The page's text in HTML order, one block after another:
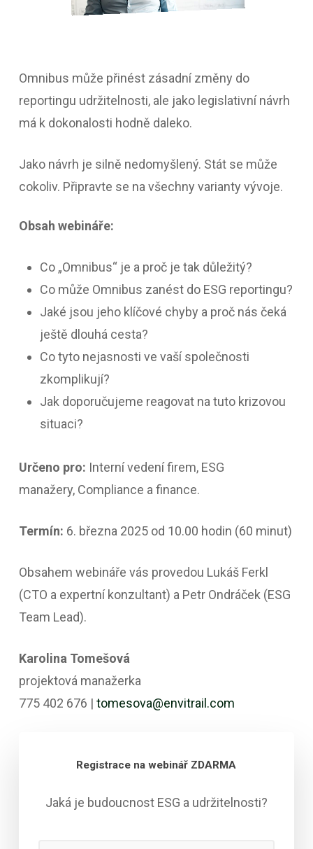
Omnibus může přinést zásadní změny do
reportingu udržitelnosti, ale jako legislativní návrh
má k dokonalosti hodně daleko.
Jako návrh je silně nedomyšlený. Stát se může
cokoliv. Připravte se na všechny varianty vývoje.
Obsah webináře:
Co „Omnibus“ je a proč je tak důležitý?
Co může Omnibus zanést do ESG reportingu?
Jaké jsou jeho klíčové chyby a proč nás čeká
ještě dlouhá cesta?
Co tyto nejasnosti ve vaší společnosti
zkomplikují?
Jak doporučujeme reagovat na tuto krizovou
situaci?
Určeno pro: Interní vedení firem, ESG
manažery, Compliance a finance.
Termín: 6. března 2025 od 10.00 hodin (60 minut)
Obsahem webináře vás provedou Lukáš Ferkl
(CTO a expertní konzultant) a Petr Ondráček (ESG
Team Lead).
Karolina Tomešová
projektová manažerka
775 402 676 |tomesova@envitrail.com
Registrace na webinář ZDARMA
Jaká je budoucnost ESG a udržitelnosti?